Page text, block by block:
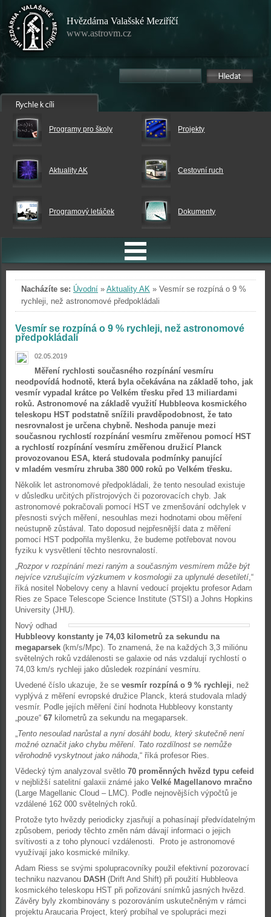
Hvězdárna Valašské Meziříčí
www.astrovm.cz
Programy pro školy Projekty
Aktuality AK Cestovní ruch
Programový letáček Dokumenty
Nacházíte se: Úvodní » Aktuality AK » Vesmír se rozpíná o 9 %
rychleji, než astronomové předpokládali
Vesmír se rozpíná o 9 % rychleji, než astronomové
předpokládali
02.05.2019
Měření rychlosti současného rozpínání vesmíru
neodpovídá hodnotě, která byla očekávána na základě toho, jak
vesmír vypadal krátce po Velkém třesku před 13 miliardami
roků. Astronomové na základě využití Hubbleova kosmického
teleskopu HST podstatně snížili pravděpodobnost, že tato
nesrovnalost je určena chybně. Neshoda panuje mezi
současnou rychlostí rozpínání vesmíru změřenou pomocí HST
a rychlostí rozpínání vesmíru změřenou družicí Planck
provozovanou ESA, která studovala podmínky panující
v mladém vesmíru zhruba 380 000 roků po Velkém třesku.
Několik let astronomové předpokládali, že tento nesoulad existuje
v důsledku určitých přístrojových či pozorovacích chyb. Jak
astronomové pokračovali pomocí HST ve zmenšování odchylek v
přesnosti svých měření, nesouhlas mezi hodnotami obou měření
neústupně zůstával. Tato doposud nejpřesnější data z měření
pomocí HST podpořila myšlenku, že budeme potřebovat novou
fyziku k vysvětlení těchto nesrovnalostí.
„Rozpor v rozpínání mezi raným a současným vesmírem může být
nejvíce vzrušujícím výzkumem v kosmologii za uplynulé desetiletí,“
říká nositel Nobelovy ceny a hlavní vedoucí projektu profesor Adam
Ries ze Space Telescope Science Institute (STSI) a Johns Hopkins
University (JHU).
Nový odhad
Hubbleovy konstanty je 74,03 kilometrů za sekundu na
megaparsek (km/s/Mpc). To znamená, že na každých 3,3 miliónu
světelných roků vzdálenosti se galaxie od nás vzdalují rychlostí o
74,03 km/s rychleji jako důsledek rozpínání vesmíru.
Uvedené číslo ukazuje, že se vesmír rozpíná o 9 % rychleji, než
vyplývá z měření evropské družice Planck, která studovala mladý
vesmír. Podle jejích měření činí hodnota Hubbleovy konstanty
„pouze“ 67 kilometrů za sekundu na megaparsek.
„Tento nesoulad narůstal a nyní dosáhl bodu, který skutečně není
možné označit jako chybu měření. Tato rozdílnost se nemůže
věrohodně vyskytnout jako náhoda,“ říká profesor Ries.
Vědecký tým analyzoval světlo 70 proměnných hvězd typu cefeid
v nejbližší satelitní galaxii známé jako Velké Magellanovo mračno
(Large Magellanic Cloud – LMC). Podle nejnovějších výpočtů je
vzdálené 162 000 světelných roků.
Protože tyto hvězdy periodicky zjasňují a pohasínají předvídatelným
způsobem, periody těchto změn nám dávají informaci o jejich
svítivosti a z toho plynoucí vzdálenosti. Proto je astronomové
využívají jako kosmické milníky.
Adam Riess se svými spolupracovníky použil efektivní pozorovací
techniku nazvanou DASH (Drift And Shift) při použití Hubbleova
kosmického teleskopu HST při pořizování snímků jasných hvězd.
Závěry byly zkombinovány s pozorováním uskutečněným v rámci
projektu Araucaria Project, který probíhal ve spolupráci mezi